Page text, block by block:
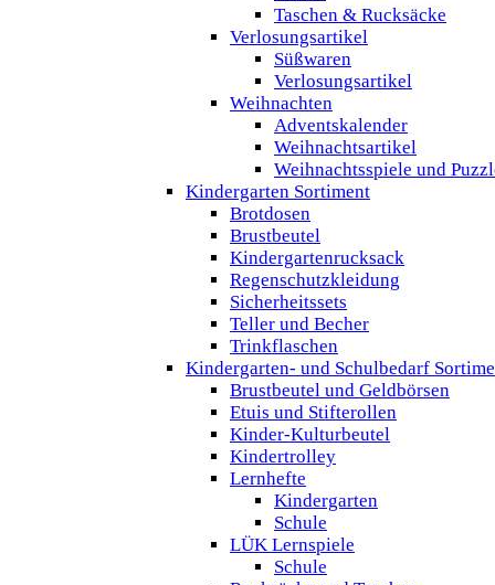
Taschen & Rucksäcke
Verlosungsartikel
Süßwaren
Verlosungsartikel
Weihnachten
Adventskalender
Weihnachtsartikel
Weihnachtsspiele und
Kindergarten Sortiment
Brotdosen
Brustbeutel
Kindergartenrucksack
Regenschutzkleidung
Sicherheitssets
Teller und Becher
Trinkflaschen
Kindergarten- und Schulbedarf
Brustbeutel und Geldbörsen
Etuis und Stifterollen
Kinder-Kulturbeutel
Kindertrolley
Lernhefte
Kindergarten
Schule
LÜK Lernspiele
Schule